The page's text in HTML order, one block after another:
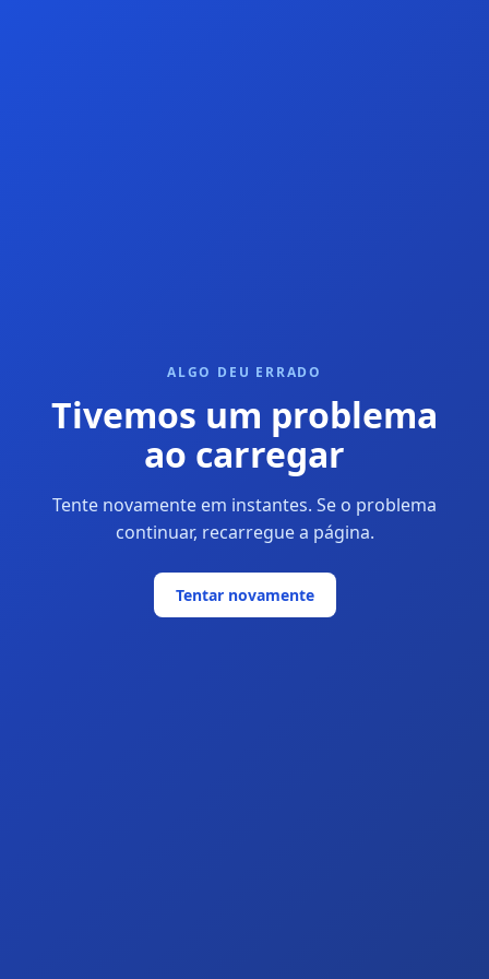
ALGO DEU ERRADO
Tivemos um problema
ao carregar
Tente novamente em instantes. Se o problema
continuar, recarregue a página.
Tentar novamente